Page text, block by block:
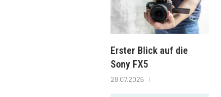
Erster Blick auf die
Sony FX5
28.07.2026